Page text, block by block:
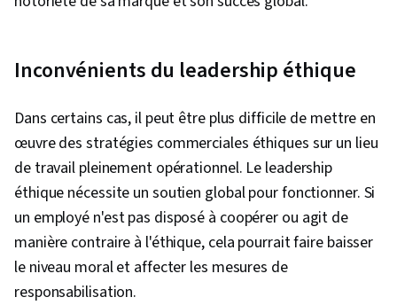
Inconvénients du leadership éthique
Dans certains cas, il peut être plus difficile de mettre en
œuvre des stratégies commerciales éthiques sur un lieu
de travail pleinement opérationnel. Le leadership
éthique nécessite un soutien global pour fonctionner. Si
un employé n'est pas disposé à coopérer ou agit de
manière contraire à l'éthique, cela pourrait faire baisser
le niveau moral et affecter les mesures de
responsabilisation.